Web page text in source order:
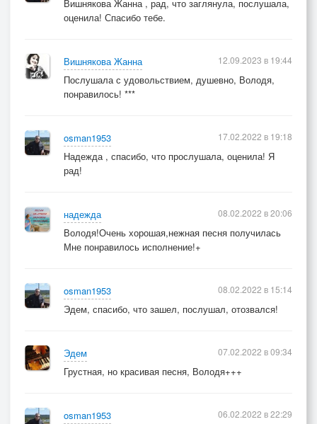
Вишнякова Жанна , рад, что заглянула, послушала,
оценила! Спасибо тебе.
Вишнякова Жанна
Послушала с удовольствием, душевно, Володя,
понравилось! ***
12.09.2023 в 19:44
osman1953
Надежда , спасибо, что прослушала, оценила! Я
рад!
17.02.2022 в 19:18
надежда
Володя!Очень хорошая,нежная песня получилась
Мне понравилось исполнение!+
08.02.2022 в 20:06
osman1953
Эдем, спасибо, что зашел, послушал, отозвался!
08.02.2022 в 15:14
Эдем
Грустная, но красивая песня, Володя+++
07.02.2022 в 09:34
osman1953
06.02.2022 в 22:29